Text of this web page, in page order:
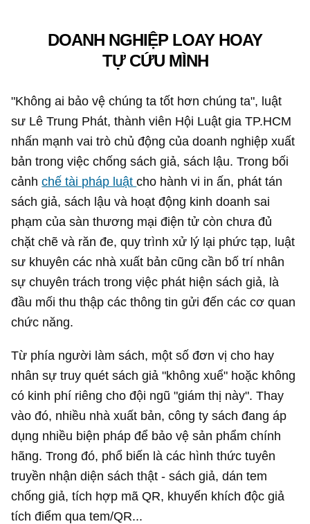
DOANH NGHIỆP LOAY HOAY
TỰ CỨU MÌNH
"Không ai bảo vệ chúng ta tốt hơn chúng ta", luật
sư Lê Trung Phát, thành viên Hội Luật gia TP.HCM
nhấn mạnh vai trò chủ động của doanh nghiệp xuất
bản trong việc chống sách giả, sách lậu. Trong bối
cảnhchế tài pháp luậtcho hành vi in ấn, phát tán
sách giả, sách lậu và hoạt động kinh doanh sai
phạm của sàn thương mại điện tử còn chưa đủ
chặt chẽ và răn đe, quy trình xử lý lại phức tạp, luật
sư khuyên các nhà xuất bản cũng cần bố trí nhân
sự chuyên trách trong việc phát hiện sách giả, là
đầu mối thu thập các thông tin gửi đến các cơ quan
chức năng.
Từ phía người làm sách, một số đơn vị cho hay
nhân sự truy quét sách giả "không xuể" hoặc không
có kinh phí riêng cho đội ngũ "giám thị này". Thay
vào đó, nhiều nhà xuất bản, công ty sách đang áp
dụng nhiều biện pháp để bảo vệ sản phẩm chính
hãng. Trong đó, phổ biến là các hình thức tuyên
truyền nhận diện sách thật - sách giả, dán tem
chống giả, tích hợp mã QR, khuyến khích độc giả
tích điểm qua tem/QR...